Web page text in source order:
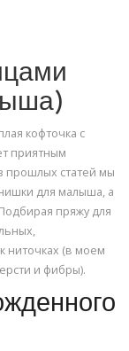
кофточка с
приятным
прошлых статей мы
для малыша, а
пряжу для
ниточках (в моем
и фибры).